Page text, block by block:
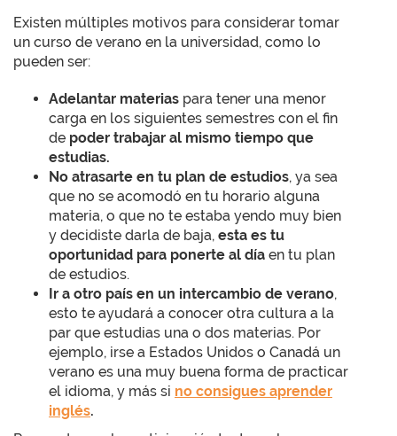
Existen múltiples motivos para considerar tomar
un curso de verano en la universidad, como lo
pueden ser:
Adelantar materias para tener una menor
carga en los siguientes semestres con el fin
de poder trabajar al mismo tiempo que
estudias.
No atrasarte en tu plan de estudios, ya sea
que no se acomodó en tu horario alguna
materia, o que no te estaba yendo muy bien
y decidiste darla de baja, esta es tu
oportunidad para ponerte al día en tu plan
de estudios.
Ir a otro país en un intercambio de verano,
esto te ayudará a conocer otra cultura a la
par que estudias una o dos materias. Por
ejemplo, irse a Estados Unidos o Canadá un
verano es una muy buena forma de practicar
el idioma, y más si no consigues aprender
inglés.